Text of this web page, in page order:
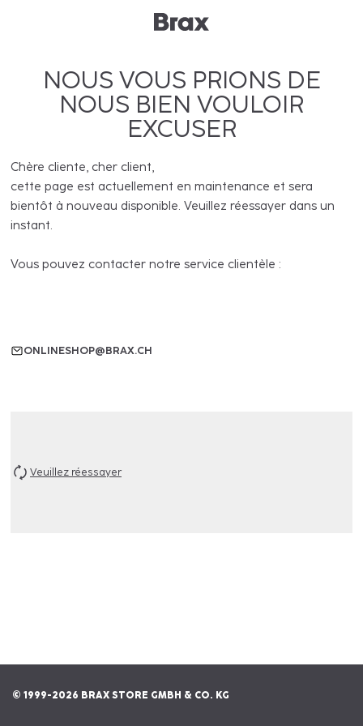
NOUS VOUS PRIONS DE
NOUS BIEN VOULOIR
EXCUSER
Chère cliente, cher client,
cette page est actuellement en maintenance et sera
bientôt à nouveau disponible. Veuillez réessayer dans un
instant.
Vous pouvez contacter notre service clientèle :
ONLINESHOP@BRAX.CH
Veuillez réessayer
© 1999-2026 BRAX STORE GMBH & CO. KG